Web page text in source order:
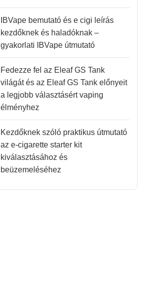
IBVape bemutató és e cigi leírás
kezdőknek és haladóknak –
gyakorlati IBVape útmutató
Fedezze fel az Eleaf GS Tank
világát és az Eleaf GS Tank előnyeit
a legjobb választásért vaping
élményhez
Kezdőknek szóló praktikus útmutató
az e-cigarette starter kit
kiválasztásához és
beüzemeléséhez